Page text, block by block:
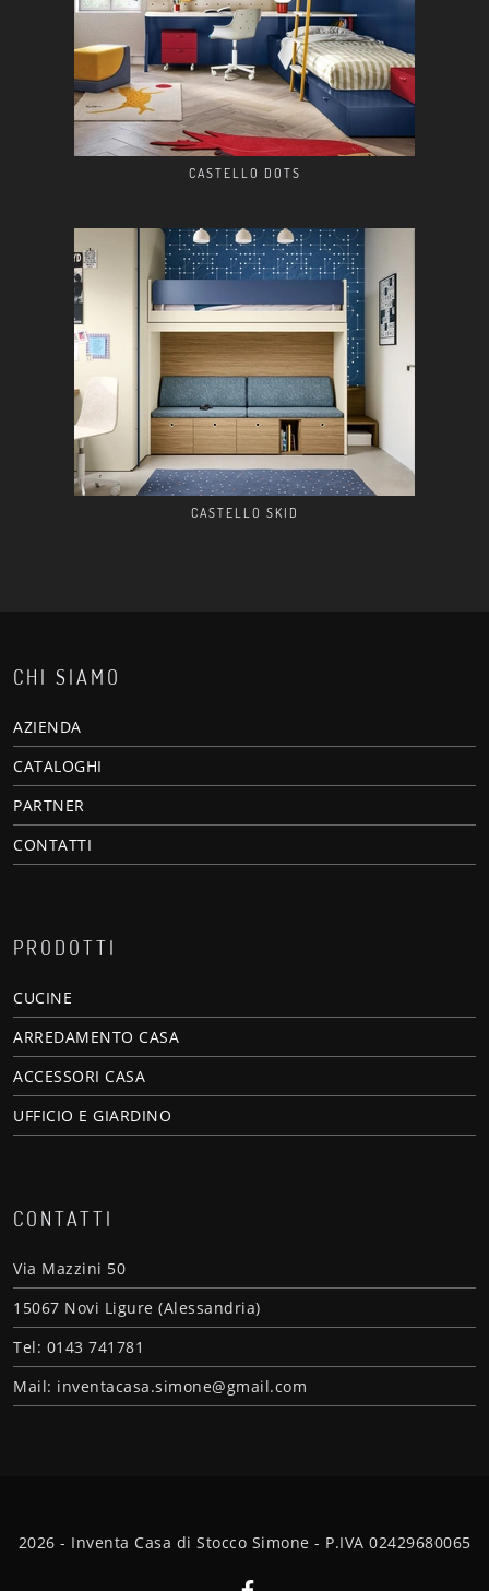
CASTELLO DOTS
CASTELLO SKID
CHI SIAMO
AZIENDA
CATALOGHI
PARTNER
CONTATTI
PRODOTTI
CUCINE
ARREDAMENTO CASA
ACCESSORI CASA
UFFICIO E GIARDINO
CONTATTI
Via Mazzini 50
15067 Novi Ligure (Alessandria)
Tel: 0143 741781
Mail: inventacasa.simone@gmail.com
2026 - Inventa Casa di Stocco Simone - P.IVA 02429680065